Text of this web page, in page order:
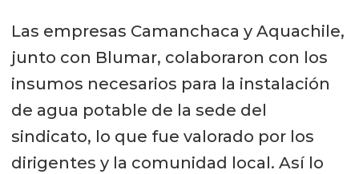
Las empresas Camanchaca y Aquachile,
junto con Blumar, colaboraron con los
insumos necesarios para la instalación
de agua potable de la sede del
sindicato, lo que fue valorado por los
dirigentes y la comunidad local. Así lo